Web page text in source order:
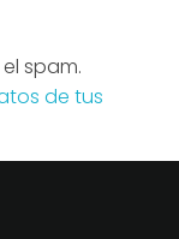
spam.
de tus